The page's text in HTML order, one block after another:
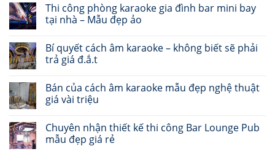
Thi công phòng karaoke gia đình bar mini bay
tại nhà – Mẫu đẹp ảo
Bí quyết cách âm karaoke – không biết sẽ phải
trả giá đ.ắ.t
Bán của cách âm karaoke mẫu đẹp nghệ thuật
giá vài triệu
Chuyên nhận thiết kế thi công Bar Lounge Pub
mẫu đẹp giá rẻ